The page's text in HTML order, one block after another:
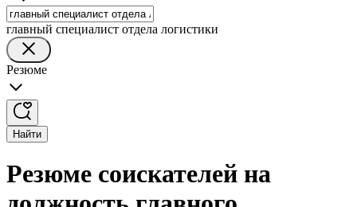
главный специалист отдела логистики
Резюме
Найти
Резюме соискателей на